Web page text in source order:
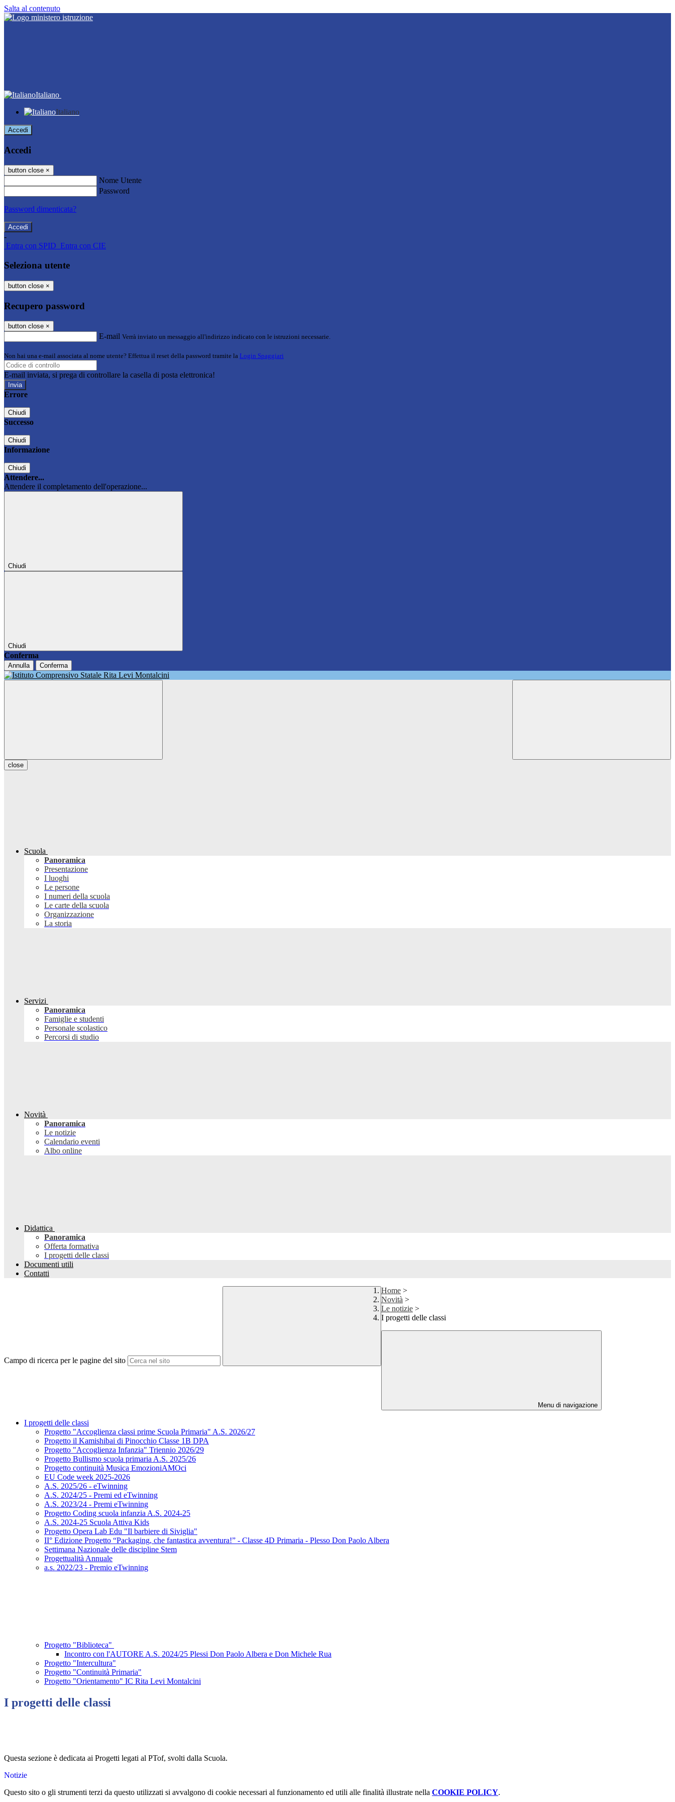
Salta al contenuto
Italiano
Italiano
Accedi
Accedi
button close ×
Nome Utente
Password
Password dimenticata?
-
Entra con SPID Entra con CIE
Seleziona utente
button close ×
Recupero password
button close ×
E-mail Verrà inviato un messaggio all'indirizzo indicato con le istruzioni necessarie.
Non hai una e-mail associata al nome utente? Effettua il reset della password tramite la Login Spaggiari
E-mail inviata, si prega di controllare la casella di posta elettronica!
Errore
Chiudi
Successo
Chiudi
Informazione
Chiudi
Attendere...
Attendere il completamento dell'operazione...
Chiudi
Chiudi
Conferma
Annulla Conferma
close
Scuola
Panoramica
Presentazione
I luoghi
Le persone
I numeri della scuola
Le carte della scuola
Organizzazione
La storia
Servizi
Panoramica
Famiglie e studenti
Personale scolastico
Percorsi di studio
Novità
Panoramica
Le notizie
Calendario eventi
Albo online
Didattica
Panoramica
Offerta formativa
I progetti delle classi
Documenti utili
Contatti
Campo di ricerca per le pagine del sito
Home >
Novità >
Le notizie >
I progetti delle classi
Menu di navigazione
I progetti delle classi
Progetto "Accoglienza classi prime Scuola Primaria" A.S. 2026/27
Progetto il Kamishibai di Pinocchio Classe 1B DPA
Progetto "Accoglienza Infanzia" Triennio 2026/29
Progetto Bullismo scuola primaria A.S. 2025/26
Progetto continuità Musica EmozioniAMOci
EU Code week 2025-2026
A.S. 2025/26 - eTwinning
A.S. 2024/25 - Premi ed eTwinning
A.S. 2023/24 - Premi eTwinning
Progetto Coding scuola infanzia A.S. 2024-25
A.S. 2024-25 Scuola Attiva Kids
Progetto Opera Lab Edu "Il barbiere di Siviglia"
II° Edizione Progetto “Packaging, che fantastica avventura!” - Classe 4D Primaria - Plesso Don Paolo Albera
Settimana Nazionale delle discipline Stem
Progettualità Annuale
a.s. 2022/23 - Premio eTwinning
Progetto "Biblioteca"
Incontro con l'AUTORE A.S. 2024/25 Plessi Don Paolo Albera e Don Michele Rua
Progetto "Intercultura"
Progetto "Continuità Primaria"
Progetto "Orientamento" IC Rita Levi Montalcini
I progetti delle classi
Questa sezione è dedicata ai Progetti legati al PTof, svolti dalla Scuola.
Notizie
Questo sito o gli strumenti terzi da questo utilizzati si avvalgono di cookie necessari al funzionamento ed utili alle finalità illustrate nella COOKIE POLICY.